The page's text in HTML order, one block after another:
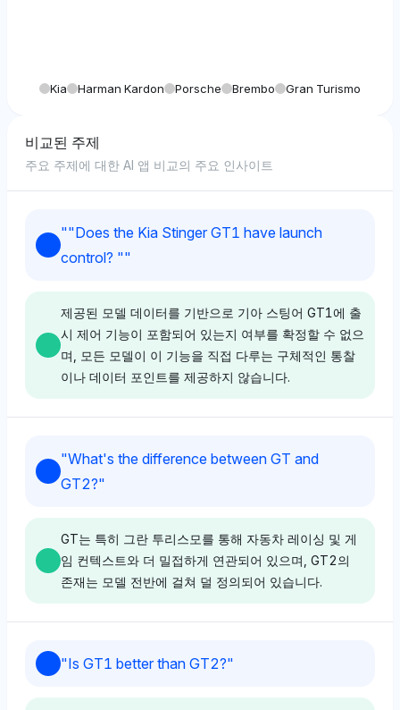
Kia Harman Kardon Porsche Brembo Gran Turismo
비교된 주제
주요 주제에 대한 AI 앱 비교의 주요 인사이트
""Does the Kia Stinger GT1 have launch
control? ""
제공된 모델 데이터를 기반으로 기아 스팅어 GT1에 출
시 제어 기능이 포함되어 있는지 여부를 확정할 수 없으
며, 모든 모델이 이 기능을 직접 다루는 구체적인 통찰
이나 데이터 포인트를 제공하지 않습니다.
ChatGPT는 기아에 대해 4%의 가시성 점유율을 보여주
에 대한 타겟팅된 추론이나 의견 부족으로 중립적인 톤이
나타납니다.
Gemini
제미니는 기아에 대해 4%의 가시성 점유율을 반영하지
만, 스팅어 GT1이나 출시 제어에 대한 명시적인 언급이
"What's the difference between GT and
GT2?"
GT는 특히 그란 투리스모를 통해 자동차 레이싱 및 게
임 컨텍스트와 더 밀접하게 연관되어 있으며, GT2의
존재는 모델 전반에 걸쳐 덜 정의되어 있습니다.
딥시크는 그란 투리스모(2.7% 가시성) 및 폴리포니 디
"Is GT1 better than GT2?"